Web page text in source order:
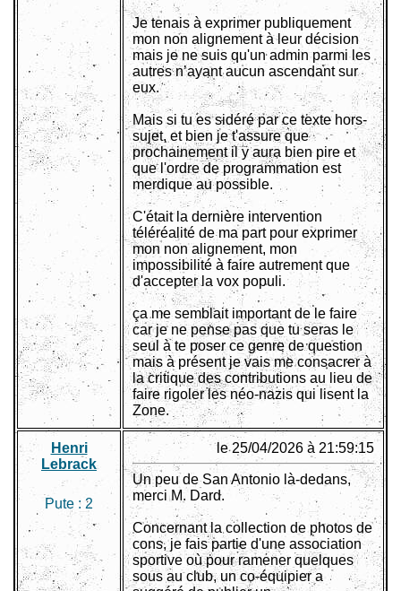
Je tenais à exprimer publiquement
mon non alignement à leur décision
mais je ne suis qu'un admin parmi les
autres n’ayant aucun ascendant sur
eux.
Mais si tu es sidéré par ce texte hors-
sujet, et bien je t'assure que
prochainement il y aura bien pire et
que l'ordre de programmation est
merdique au possible.
C'était la dernière intervention
téléréalité de ma part pour exprimer
mon non alignement, mon
impossibilité à faire autrement que
d'accepter la vox populi.
ça me semblait important de le faire
car je ne pense pas que tu seras le
seul à te poser ce genre de question
mais à présent je vais me consacrer à
la critique des contributions au lieu de
faire rigoler les néo-nazis qui lisent la
Zone.
Henri
Lebrack
Pute : 2
le 25/04/2026 à 21:59:15
Un peu de San Antonio là-dedans,
merci M. Dard.
Concernant la collection de photos de
cons, je fais partie d'une association
sportive où pour ramener quelques
sous au club, un co-équipier a